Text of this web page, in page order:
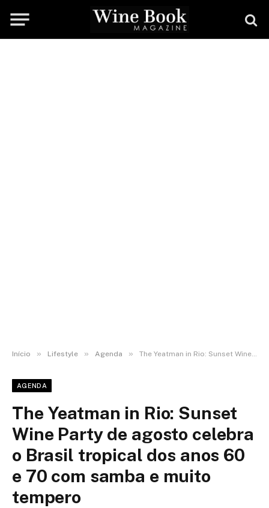
Início » Lifestyle » Agenda » The Yeatman in Rio: Sunset Wine Party de agosto celebra o Brasil tropical dos anos 60 e 70 com samba e muito tempero
AGENDA
The Yeatman in Rio: Sunset
Wine Party de agosto celebra
o Brasil tropical dos anos 60
e 70 com samba e muito
tempero